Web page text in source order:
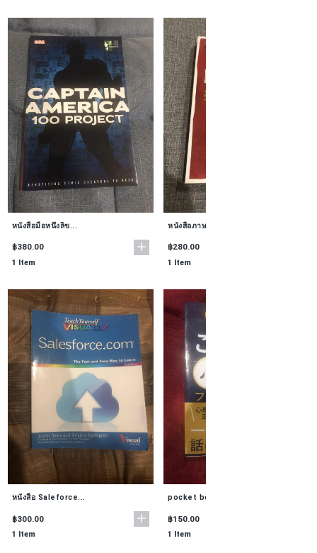
หนังสือมือหนึ่งลิข...
฿380.00
1 Item
หนังสือภาษาอังกฤษล...
฿280.00
1 Item
หนังสือ Saleforce...
฿300.00
1 Item
pocket book ภาษาญี...
฿150.00
1 Item